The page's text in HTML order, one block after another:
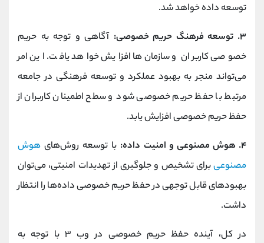
توسعه داده خواهد شد.
۳. توسعه فرهنگ حریم خصوصی:
آگاهی و توجه به حریم
خصوصی کاربران و سازمان‌ها افزایش خواهد یافت. این امر
می‌تواند منجر به بهبود عملکرد و توسعه فرهنگی در جامعه
مرتبط با حفظ حریم خصوصی شود و سطح اطمینان کاربران از
حفظ حریم خصوصی افزایش یابد.
۴. هوش مصنوعی و امنیت داده:
با توسعه روش‌های هوش
مصنوعیبرای تشخیص و جلوگیری از تهدیدات امنیتی، می‌توان
بهبودهای قابل توجهی در حفظ حریم خصوصی داده‌ها را انتظار
داشت.
در کل، آینده حفظ حریم خصوصی در وب ۳ با توجه به